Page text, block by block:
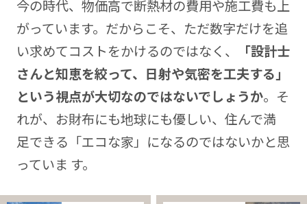
今の時代、物価高で断熱材の費用や施工費も上
がっています。だからこそ、ただ数字だけを追
い求めてコストをかけるのではなく、
「設計士
さんと知恵を絞って、日射や気密を工夫する」
という視点が大切なのではないでしょうか。そ
れが、お財布にも地球にも優しい、住んで満
足できる「エコな家」になるのではないかと思
っていま す。